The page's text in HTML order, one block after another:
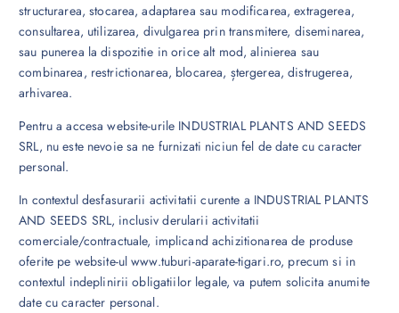
structurarea, stocarea, adaptarea sau modificarea, extragerea,
consultarea, utilizarea, divulgarea prin transmitere, diseminarea,
sau punerea la dispozitie in orice alt mod, alinierea sau
combinarea, restrictionarea, blocarea, ștergerea, distrugerea,
arhivarea.
Pentru a accesa website-urile INDUSTRIAL PLANTS AND SEEDS
SRL, nu este nevoie sa ne furnizati niciun fel de date cu caracter
personal.
In contextul desfasurarii activitatii curente a INDUSTRIAL PLANTS
AND SEEDS SRL, inclusiv derularii activitatii
comerciale/contractuale, implicand achizitionarea de produse
oferite pe website-ul www.tuburi-aparate-tigari.ro, precum si in
contextul indeplinirii obligatiilor legale, va putem solicita anumite
date cu caracter personal.